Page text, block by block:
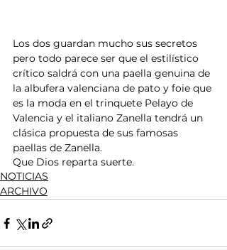
Los dos guardan mucho sus secretos
pero todo parece ser que el estilístico
crítico saldrá con una paella genuina de
la albufera valenciana de pato y foie que
es la moda en el trinquete Pelayo de
Valencia y el italiano Zanella tendrá un
clásica propuesta de sus famosas
paellas de Zanella.
Que Dios reparta suerte.
NOTICIAS
ARCHIVO